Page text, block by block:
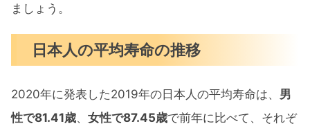
ましょう。
日本人の平均寿命の推移
2020年に発表した2019年の日本人の平均寿命は、 男
性で81.41歳、 女性で87.45歳で前年に比べて、それぞ